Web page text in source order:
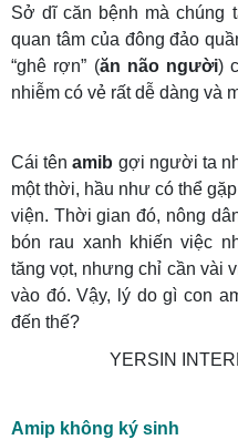
Sở dĩ căn bệnh mà chúng
quan tâm của đông đảo
“ghê rợn” (ăn não người)
nhiễm có vẻ rất dễ dàng và
Cái tênamib gợi người ta
một thời, hầu như có thể
viện. Thời gian đó, nông
bón rau xanh khiến việc
tăng vọt, nhưng chỉ cần vài
vào đó. Vậy, lý do gì con
đến thế?
Amip không ký sinh